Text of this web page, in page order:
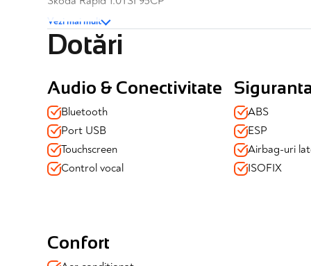
✔️TVA inclus si deductibil
✔️Posibilitate finantare
✔️Garantie completa 12 luni
Dotari si echipamente:
Siguranță & Asistență la condus:
✔️Inchidere centralizata
✔️Proiectoare de ceata
✔️Senzori presiune anvelope
✔️Airbaguri centrale si laterale
Confort:
✔️Aer conditionat
Vezi mai mult
Dotări
Audio & Conectivitate
Bluetooth
Port USB
Touchscreen
Control vocal
ABS
ESP
Airbag-uri
ISOFIX
Confort